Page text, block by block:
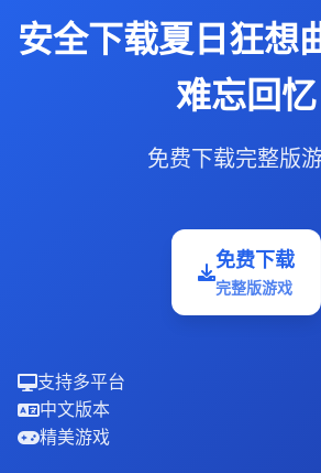
安全下载夏日狂想
难忘回忆
免费下载完整版
免费下载
完整版游戏
支持多平台
中文版本
精美游戏